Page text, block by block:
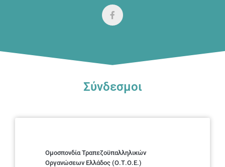
Σύνδεσμοι
Ομοσπονδία Τραπεζοϋπαλληλικών
Οργανώσεων Ελλάδος (Ο.Τ.Ο.Ε.)